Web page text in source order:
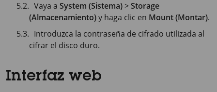
Vaya aSystem (Sistema)>Storage
(Almacenamiento)y haga clic en Mount (Montar).
Introduzca la contraseña de cifrado utilizada al
cifrar el disco duro.
Interfaz web